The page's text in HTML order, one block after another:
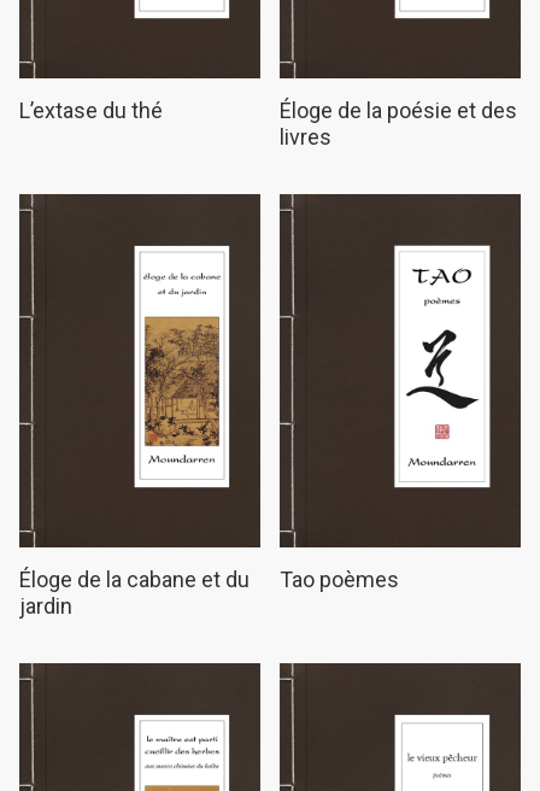
L’extase du thé
Éloge de la poésie et des
livres
Éloge de la cabane et du
jardin
Tao poèmes